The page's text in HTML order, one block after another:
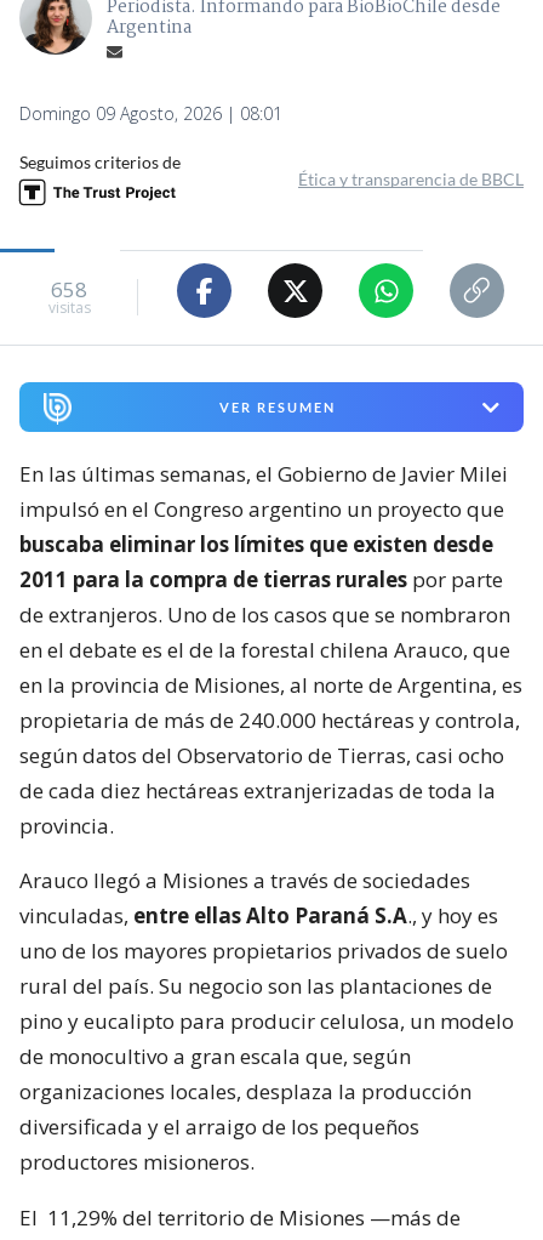
Periodista. Informando para BioBioChile desde
Argentina
Domingo 09 Agosto, 2026 | 08:01
Seguimos criterios de
Ética y transparencia de BBCL
658
visitas
VER RESUMEN
En las últimas semanas, el Gobierno de Javier Milei
impulsó en el Congreso argentino un proyecto que
buscaba eliminar los límites que existen desde
2011 para la compra de tierras rurales por parte
de extranjeros. Uno de los casos que se nombraron
en el debate es el de la forestal chilena Arauco, que
en la provincia de Misiones, al norte de Argentina, es
propietaria de más de 240.000 hectáreas y controla,
según datos del Observatorio de Tierras, casi ocho
de cada diez hectáreas extranjerizadas de toda la
provincia.
Arauco llegó a Misiones a través de sociedades
vinculadas, entre ellas Alto Paraná S.A., y hoy es
uno de los mayores propietarios privados de suelo
rural del país. Su negocio son las plantaciones de
pino y eucalipto para producir celulosa, un modelo
de monocultivo a gran escala que, según
organizaciones locales, desplaza la producción
diversificada y el arraigo de los pequeños
productores misioneros.
El 11,29% del territorio de Misiones —más de